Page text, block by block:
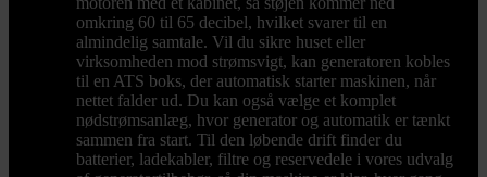
omkring 60 til 65 decibel, hvilket svarer til en
almindelig samtale. Vil du sikre huset eller
virksomheden mod strømsvigt, kan generatoren kobles
til en ATS boks, der automatisk starter maskinen, når
nettet falder ud. Du kan også vælge et komplet
nødstrømsanlæg, hvor generator og automatik er tænkt
sammen fra start. Til den løbende drift finder du
batterier, ladekabler, filtre og reservedele i vores udvalg